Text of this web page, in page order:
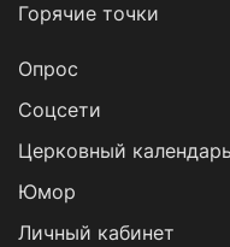
Горячие точки
Опрос
Cоцсети
Церковный календарь
Юмор
Личный кабинет